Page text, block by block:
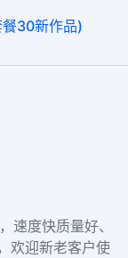
30新作品)
速度快质量好、
欢迎新老客户使